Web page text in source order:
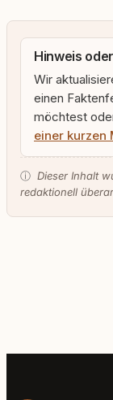
Hinweis
Wir
einen
möchtest
einer kurzen
ⓘ Dieser Inhalt
redaktionell